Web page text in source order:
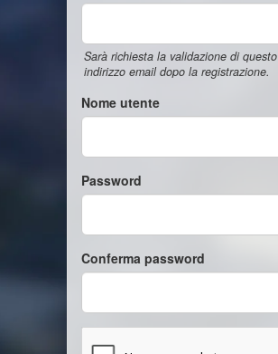
Sarà richiesta la validazione di questo
indirizzo email dopo la registrazione.
Nome utente
Password
Conferma password